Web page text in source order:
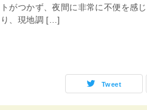
トがつかず、夜間に非常に不便を感
り、現地調 […]
Tweet